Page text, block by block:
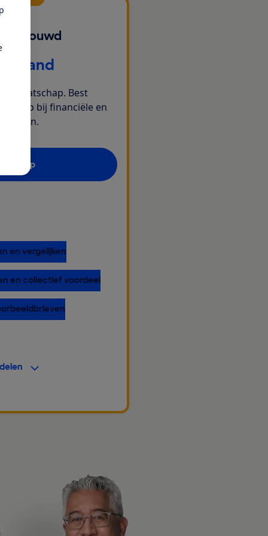
maand
lidmaatschap. Best
hulp bij financiële en
vragen.
en vergelijken
en collectief voordeel